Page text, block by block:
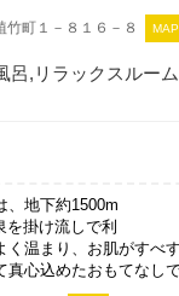
町１－８１６－８ MAP
呂,リラックスルー
、地下約1500m
掛け流しで利
く温まり、お肌がすべ
真心込めたおもてなし